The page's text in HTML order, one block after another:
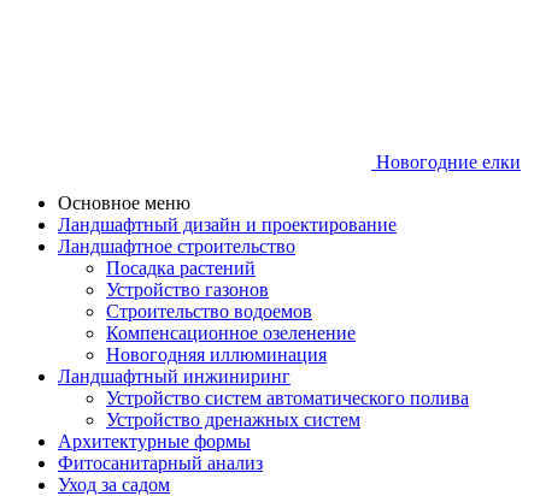
Новогодние елки
Основное меню
Ландшафтный дизайн и проектирование
Ландшафтное строительство
Посадка растений
Устройство газонов
Строительство водоемов
Компенсационное озеленение
Новогодняя иллюминация
Ландшафтный инжиниринг
Устройство систем автоматического полива
Устройство дренажных систем
Aрхитектурные формы
Фитосанитарный анализ
Уход за садом